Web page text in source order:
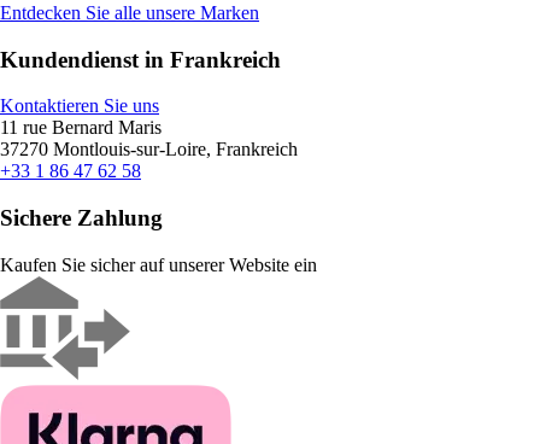
Entdecken Sie alle unsere Marken
Kundendienst in Frankreich
Kontaktieren Sie uns
11 rue Bernard Maris
37270 Montlouis-sur-Loire, Frankreich
+33 1 86 47 62 58
Sichere Zahlung
Kaufen Sie sicher auf unserer Website ein